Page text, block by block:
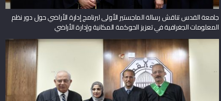
جامعة القدس تناقش رسالة الماجستير الأولى لبرنامج إدارة الأراضي حول دور نظم
المعلومات الجغرافية في تعزيز الحوكمة المكانية وإدارة الأراضي